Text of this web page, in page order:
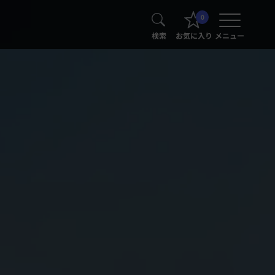
検索
0
お気に入り メニュー